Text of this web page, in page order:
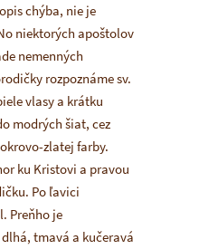
chýba, nie je
niektorých apoštolov
nemenných
rozpoznáme sv.
vlasy a krátku
modrých šiat, cez
zlatej farby.
ku Kristovi a pravou
Po ľavici
Preňho je
tmavá a kučeravá